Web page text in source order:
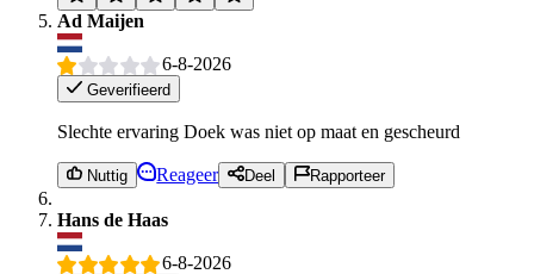
Ad Maijen
6-8-2026
Geverifieerd
Slechte ervaring Doek was niet op maat en gescheurd
Nuttig Reageer Deel Rapporteer
Hans de Haas
6-8-2026